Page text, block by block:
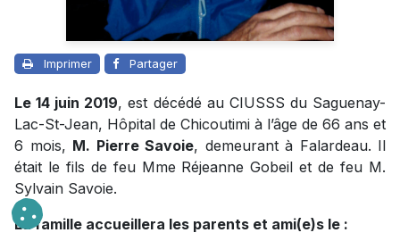
Imprimer Partager
Le 14 juin 2019, est décédé au CIUSSS du Saguenay-
Lac-St-Jean, Hôpital de Chicoutimi à l’âge de 66 ans et
6 mois, M. Pierre Savoie, demeurant à Falardeau. Il
était le fils de feu Mme Réjeanne Gobeil et de feu M.
Sylvain Savoie.
La famille accueillera les parents et ami(e)s le :